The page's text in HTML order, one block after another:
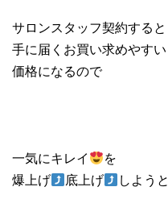
サロンスタッフ契約すると
手に届くお買い求めやすい
価格になるので
一気にキレイ
を
爆上げ
底上げ しようと